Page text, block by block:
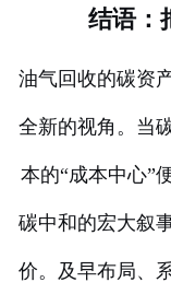
结语：
油气回收的碳资
全新的视角。当
本的“成本中心”
碳中和的宏大叙
价。及早布局、